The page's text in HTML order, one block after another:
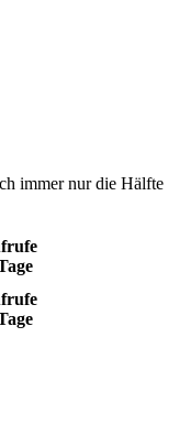
immer nur die Hälfte